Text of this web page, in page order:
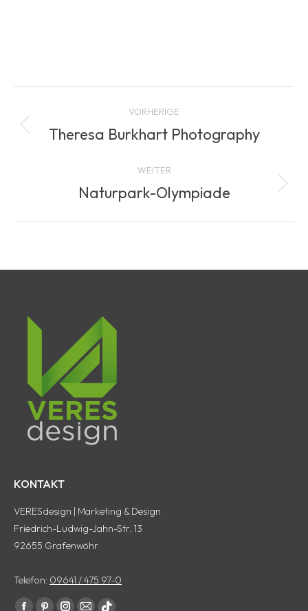
navigation
VORHERIGE
Previous
Theresa Burkhart Photography
WEITER
Next
Naturpark-Olympiade
KONTAKT
VERESdesign | Marketing & Design
Friedrich-Ludwig-Jahn-Str. 13
92655 Grafenwöhr
Telefon: 09641 / 475 97-0
Finde uns auf: